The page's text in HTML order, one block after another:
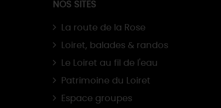
NOS SITES
La route de la Rose
Loiret, balades & randos
Le Loiret au fil de l'eau
Patrimoine du Loiret
Espace groupes